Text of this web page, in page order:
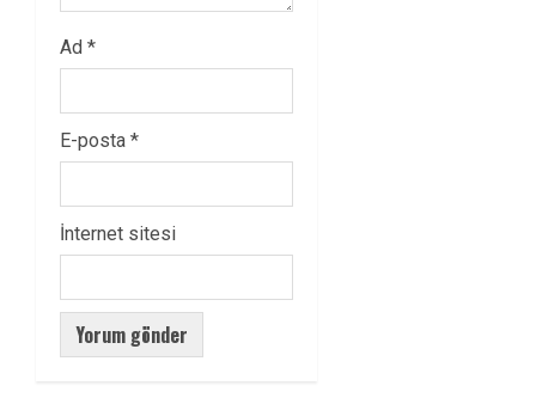
Ad *
E-posta *
İnternet sitesi